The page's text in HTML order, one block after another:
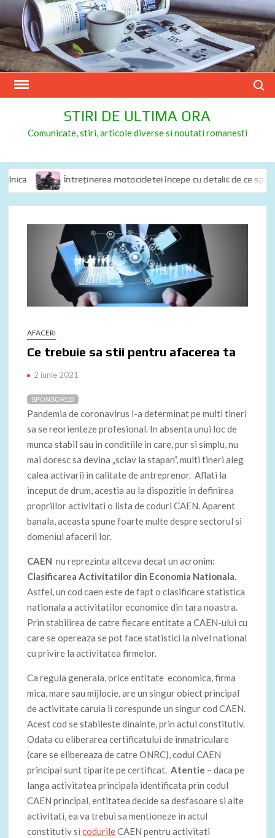
Skip
to
content
STIRI DE ULTIMA ORA
Comunicate, stiri, articole diverse si noutati romanesti
Întreținerea motocicletei începe cu detalii: de ce spray-
AFACERI
Ce trebuie sa stii pentru afacerea ta
2 iunie 2021
SPONSORED
Pandemia de coronavirus i-a determinat pe multi tineri
sa se reorienteze profesional. In absenta unui loc de
munca stabil sau in conditiile in care, pur si simplu, nu
mai doresc sa devina „sclav la stapan”, multi tineri aleg
calea activarii in calitate de antreprenor. Aflati la
inceput de drum, acestia au la dispozitie in definirea
propriilor activitati o lista de coduri CAEN. Aparent
banala, aceasta spune foarte multe despre sectorul si
domeniul afacerii lor.
CAEN nu reprezinta altceva decat un acronim:
Clasificarea Activitatilor din Economia Nationala.
Astfel, un cod caen este de fapt o clasificare statistica
nationala a activitatilor economice din tara noastra.
Prin stabilirea de catre fiecare entitate a CAEN-ului cu
care se opereaza se pot face statistici la nivel national
cu privire la activitatea firmelor.
Ca regula generala, orice entitate economica, firma
mica, mare sau mijlocie, are un singur obiect principal
de activitate caruia ii corespunde un singur cod CAEN.
Acest cod se stabileste dinainte, prin actul constitutiv.
Odata cu eliberarea certificatului de inmatriculare
(care se elibereaza de catre ONRC), codul CAEN
principal sunt tiparite pe certificat.Atentie – daca pe
langa activitatea principala identificata prin codul
CAEN principal, entitatea decide sa desfasoare si alte
activitati, ea va trebui sa mentioneze in actul
constitutiv sicodurileCAEN pentru activitati